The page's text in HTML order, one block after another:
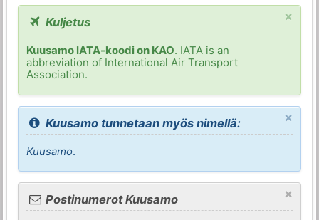
×
Kuljetus
Kuusamo IATA-koodi on KAO. IATA is an
abbreviation of International Air Transport
Association.
×
Kuusamo tunnetaan myös nimellä:
Kuusamo.
×
Postinumerot Kuusamo